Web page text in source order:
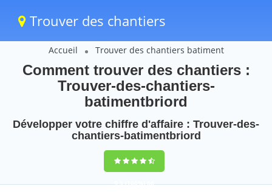
Trouver des chantiers
Accueil Trouver des chantiers batiment
Comment trouver des chantiers :
Trouver-des-chantiers-
batimentbriord
Développer votre chiffre d'affaire : Trouver-des-
chantiers-batimentbriord
9,5(100%)66